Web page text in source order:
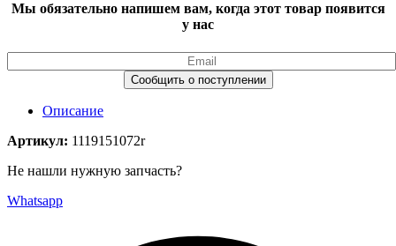
Мы обязательно напишем вам, когда этот товар появится
у нас
Описание
Артикул: 1119151072r
Не нашли нужную запчасть?
Whatsapp